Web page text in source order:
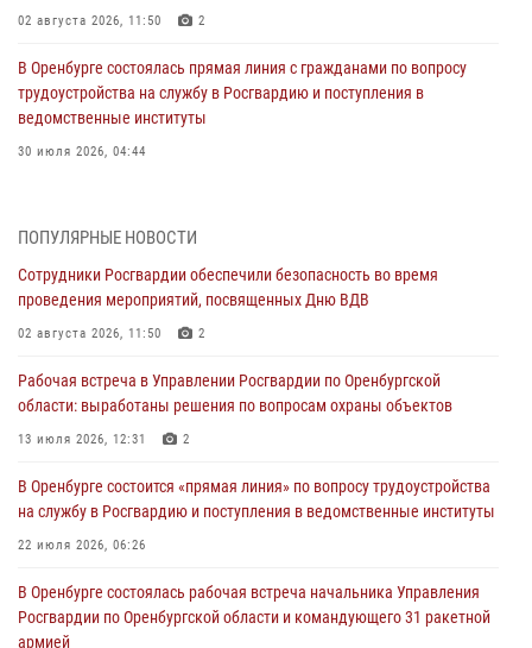
02 августа 2026, 11:50 2
В Оренбурге состоялась прямая линия с гражданами по вопросу
трудоустройства на службу в Росгвардию и поступления в
ведомственные институты
30 июля 2026, 04:44
28 июля 2026, 09:41 1
Росгвардейцы обеспечили правопорядок на праздновании Дня
ВМФ в Оренбурге
27 июля 2026, 14:36 2
Росгвардейцы предотвратили трагедию: спасен мужчина в тяжелой
жизненной ситуации (ВИДЕО)
26 июля 2026, 14:45 1
Росгвардейцы Оренбургской области проверили готовность детских
образовательных учреждений к новому учебному году
24 июля 2026, 12:25
При силовой поддержке ОМОН «Кобра» Росгвардии в Оренбурге
проведён рейд по строительным объектам
ПОПУЛЯРНЫЕ НОВОСТИ
Сотрудники Росгвардии обеспечили безопасность во время
проведения мероприятий, посвященных Дню ВДВ
02 августа 2026, 11:50 2
Рабочая встреча в Управлении Росгвардии по Оренбургской
области: выработаны решения по вопросам охраны объектов
13 июля 2026, 12:31 2
В Оренбурге состоится «прямая линия» по вопросу трудоустройства
на службу в Росгвардию и поступления в ведомственные институты
22 июля 2026, 06:26
В Оренбурге состоялась рабочая встреча начальника Управления
Росгвардии по Оренбургской области и командующего 31 ракетной
армией